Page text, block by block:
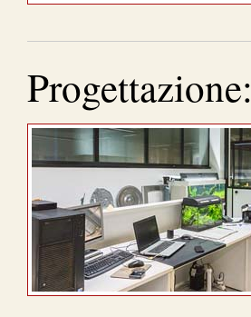
Progettazione: